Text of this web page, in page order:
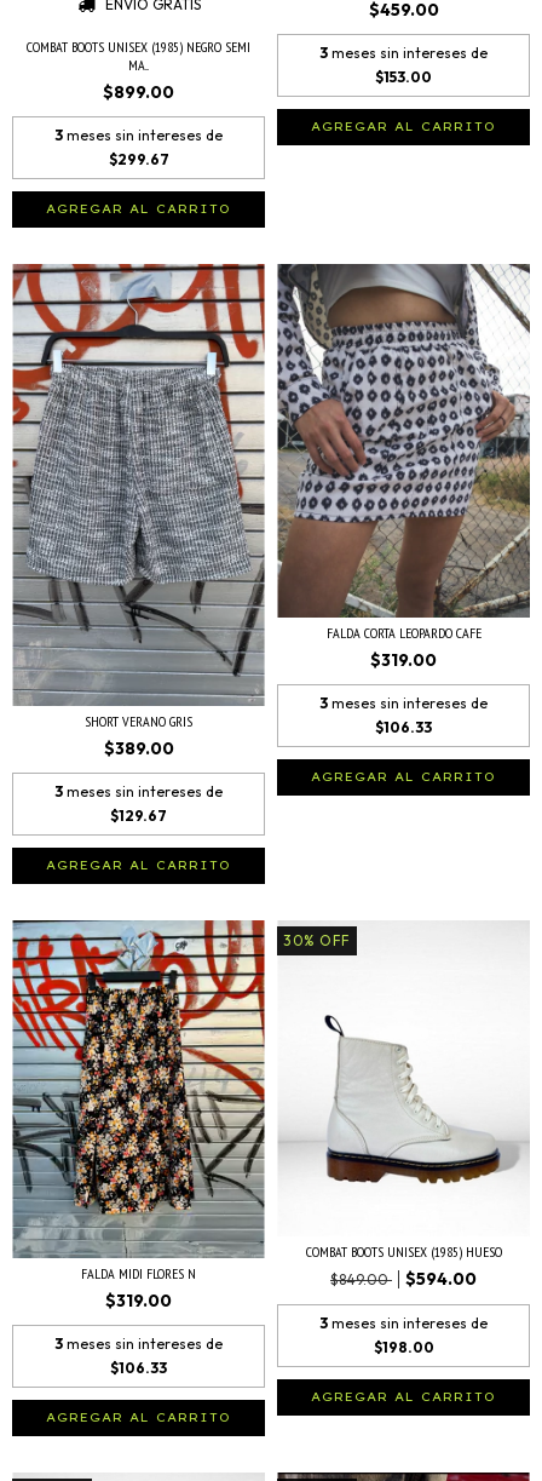
ENVÍO GRATIS
COMBAT BOOTS UNISEX (1985) NEGRO SEMI
MA...
$899.00
3 meses sin intereses de
$299.67
AGREGAR AL CARRITO
$459.00
3 meses sin intereses de
$153.00
AGREGAR AL CARRITO
SHORT VERANO GRIS
$389.00
3 meses sin intereses de
$129.67
AGREGAR AL CARRITO
FALDA CORTA LEOPARDO CAFE
$319.00
3 meses sin intereses de
$106.33
AGREGAR AL CARRITO
FALDA MIDI FLORES N
$319.00
3 meses sin intereses de
$106.33
AGREGAR AL CARRITO
30% OFF
COMBAT BOOTS UNISEX (1985) HUESO
$849.00
$594.00
3 meses sin intereses de
$198.00
AGREGAR AL CARRITO